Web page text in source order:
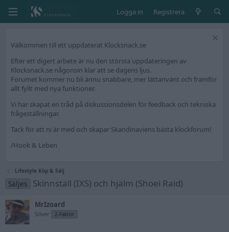
Logga in Registrera
Välkommen till ett uppdaterat Klocksnack.se
Efter ett digert arbete är nu den största uppdateringen av
Klocksnack.se någonsin klar att se dagens ljus.
Forumet kommer nu bli ännu snabbare, mer lättanvänt och framför
allt fyllt med nya funktioner.
Vi har skapat en tråd på diskussionsdelen för feedback och tekniska
frågeställningar.
Tack för att ni är med och skapar Skandinaviens bästa klockforum!
/Hook & Leben
Lifestyle Köp & Sälj
Säljes Skinnställ (IXS) och hjälm (Shoei Raid)
MrIzoard
Silver 2-Faktor